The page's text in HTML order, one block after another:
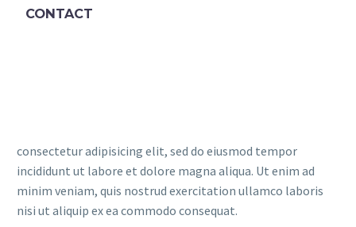
CONTACT
consectetur adipisicing elit, sed do eiusmod tempor
incididunt ut labore et dolore magna aliqua. Ut enim ad
minim veniam, quis nostrud exercitation ullamco laboris
nisi ut aliquip ex ea commodo consequat.